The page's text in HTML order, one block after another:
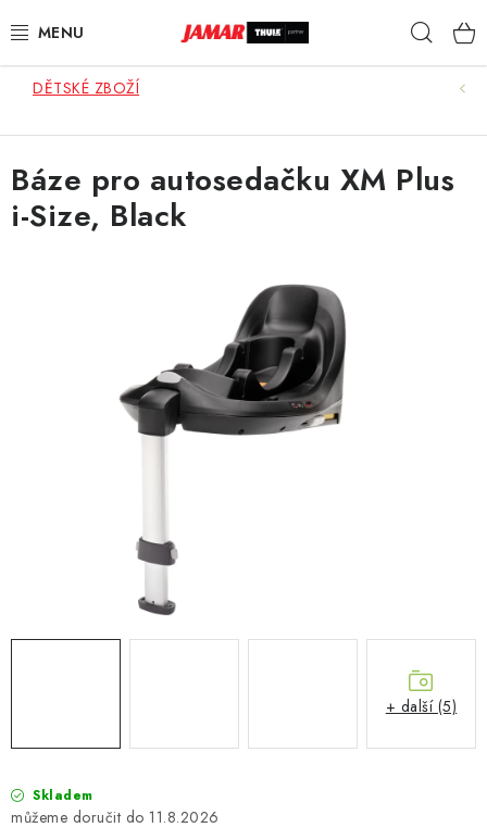
na
STŘEŠNÍ NOSIČE
STŘEŠNÍ BOXY
AUTOPOTAHY ŠITÉ NA MÍRU
AUTODOPLŇKY
AUTOSTANY
DĚTSKÉ ZBOŽÍ
Skladem
11.8.2026
Báze pro autosedačku XM Plus
i-Size, Black
+ další (5)